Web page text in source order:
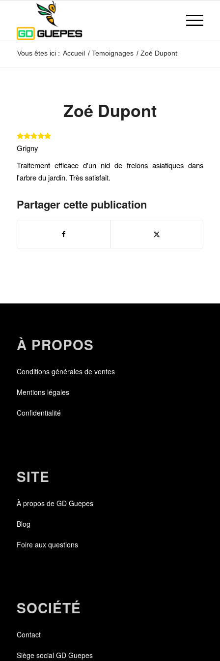
Vous êtes ici : Accueil / Temoignages / Zoé Dupont
Zoé Dupont
Grigny
Traitement efficace d'un nid de frelons asiatiques dans
l'arbre du jardin. Très satisfait.
Partager cette publication
À PROPOS
Conditions générales de ventes
Mentions légales
Confidentialité
SITE
À propos de GD Guepes
Blog
Foire aux questions
SOCIÉTÉ
Contact
Siège social GD Guepes